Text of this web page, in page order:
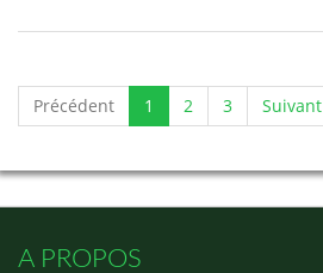
Précédent 1 2 3 Suivant
A PROPOS